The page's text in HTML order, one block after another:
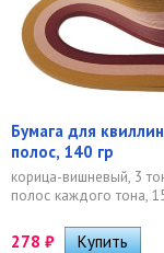
Бумага для
полос, 140 гр
корица-вишневый, 3
полос каждого тона,
278 ₽